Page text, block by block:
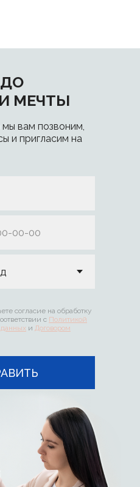
МЕЧТЫ
мы вам позвоним,
и пригласим на
согласие на обработку
с Политикой
данных и Договором